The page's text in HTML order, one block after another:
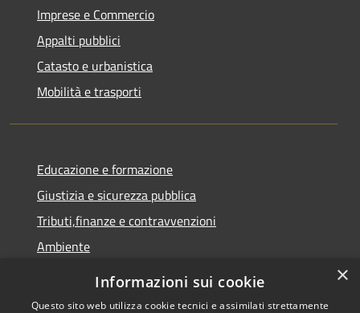
Imprese e Commercio
Appalti pubblici
Catasto e urbanistica
Mobilità e trasporti
Educazione e formazione
Giustizia e sicurezza pubblica
Tributi,finanze e contravvenzioni
Ambiente
Salute, benessere e assistenza
Autorizzazioni
×
Informazioni sui cookie
Questo sito web utilizza cookie tecnici e assimilati strettamente